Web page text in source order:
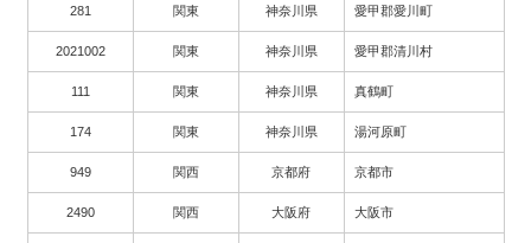
281 関東 神奈川県 愛甲郡愛川町
2021002 関東 神奈川県 愛甲郡清川村
111 関東 神奈川県 真鶴町
174 関東 神奈川県 湯河原町
949 関西 京都府 京都市
2490 関西 大阪府 大阪市